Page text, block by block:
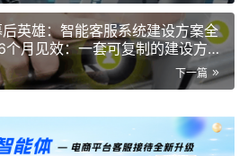
英雄：智能客服系统建设方案全
月见效：一套可复制的建设方
同款飙升！
下一篇